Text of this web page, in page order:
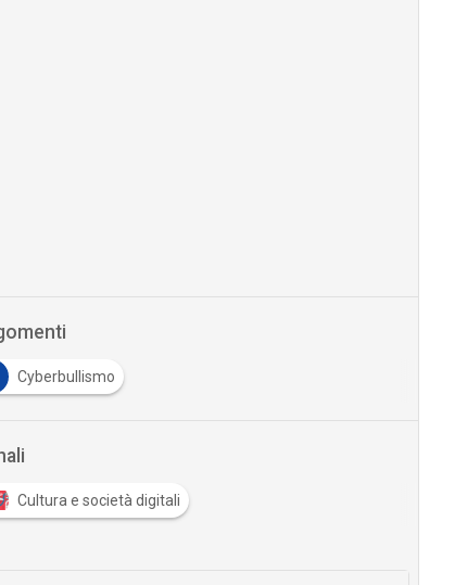
Cyberbullismo
Cultura e società digitali